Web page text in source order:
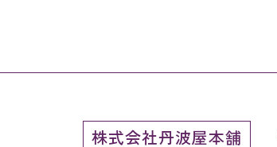
株式会社丹波屋本舗